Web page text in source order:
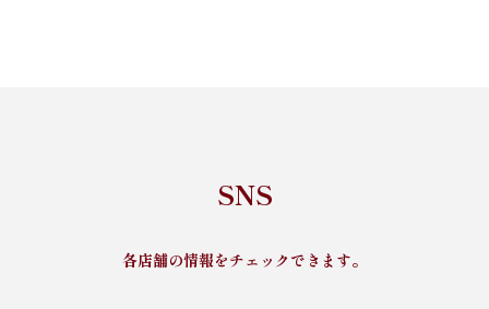
SNS
各店舗の情報をチェックできます。